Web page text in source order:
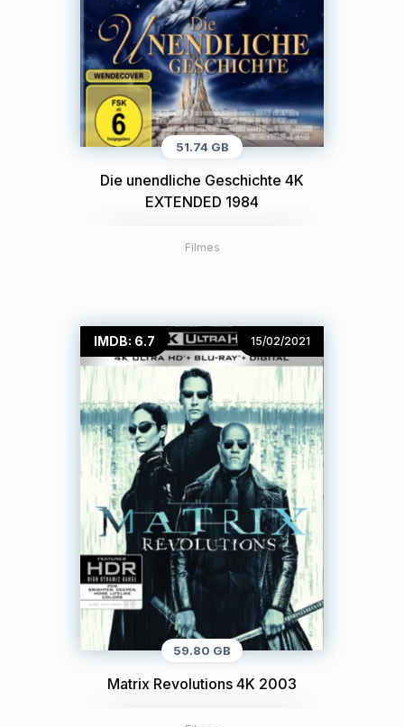
51.74 GB
Die unendliche Geschichte 4K
EXTENDED 1984
Filmes
IMDB: 6.7 15/02/2021
59.80 GB
Matrix Revolutions 4K 2003